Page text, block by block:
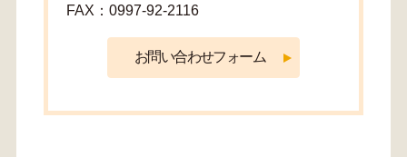
FAX：0997-92-2116